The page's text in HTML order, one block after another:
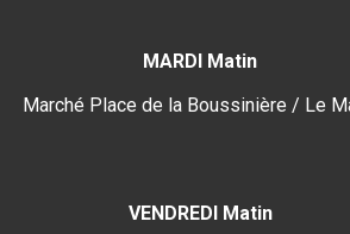
MARDI Matin
Marché Place de la Boussinière / Le
VENDREDI Matin